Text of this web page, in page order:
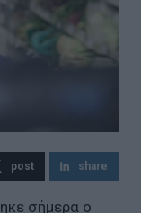
post share
σήμερα ο